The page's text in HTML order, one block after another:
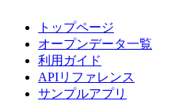
トップページ
オープンデータ一覧
利用ガイド
APIリファレンス
サンプルアプリ